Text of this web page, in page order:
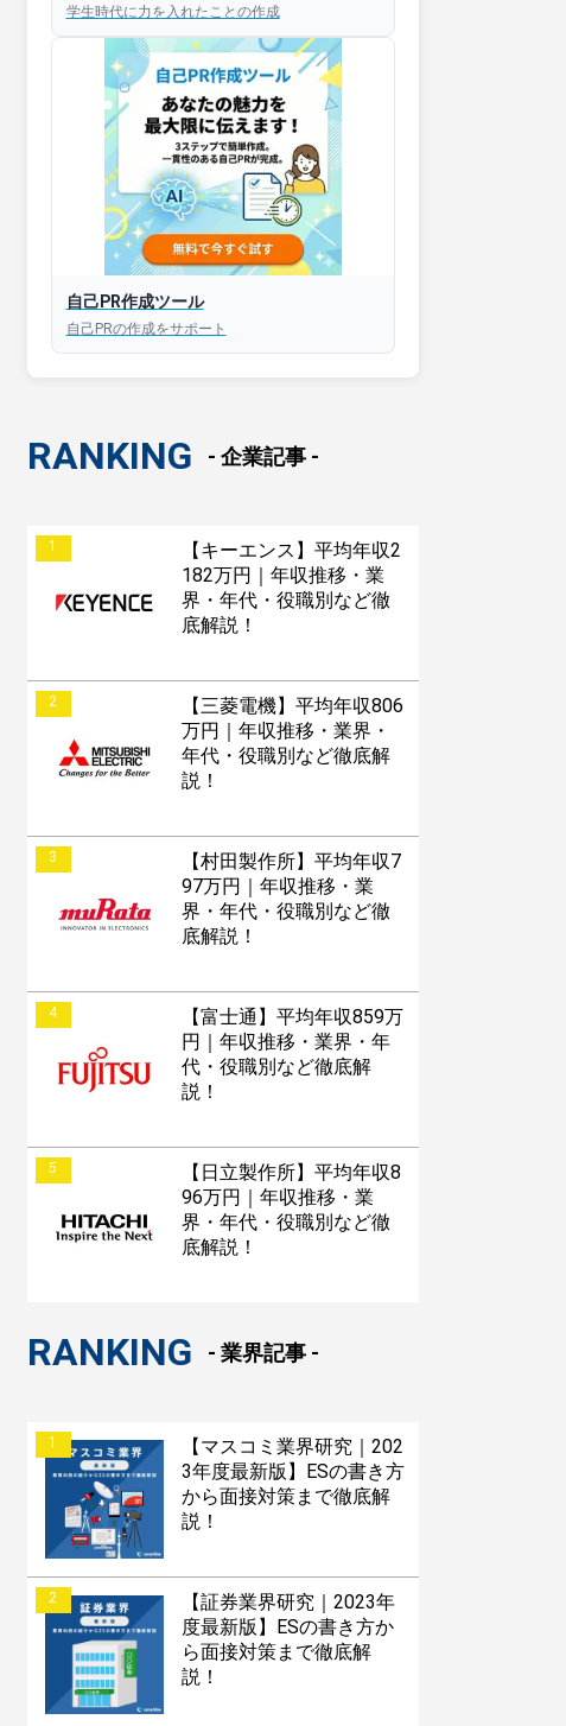
今すぐESを
添削してほしい！
学生時代に力を入れたことの作成
自己PR作成ツール
自己PRの作成をサポート
RANKING - 企業記事 -
1
【キーエンス】平均年収2
182万円｜年収推移・業
界・年代・役職別など徹
底解説！
2
【三菱電機】平均年収806
万円｜年収推移・業界・
年代・役職別など徹底解
説！
3
【村田製作所】平均年収7
97万円｜年収推移・業
界・年代・役職別など徹
底解説！
4
【富士通】平均年収859万
円｜年収推移・業界・年
代・役職別など徹底解
説！
5
【日立製作所】平均年収8
96万円｜年収推移・業
界・年代・役職別など徹
底解説！
RANKING - 業界記事 -
1
【マスコミ業界研究｜202
3年度最新版】ESの書き方
から面接対策まで徹底解
説！
2
【証券業界研究｜2023年
度最新版】ESの書き方か
ら面接対策まで徹底解
説！